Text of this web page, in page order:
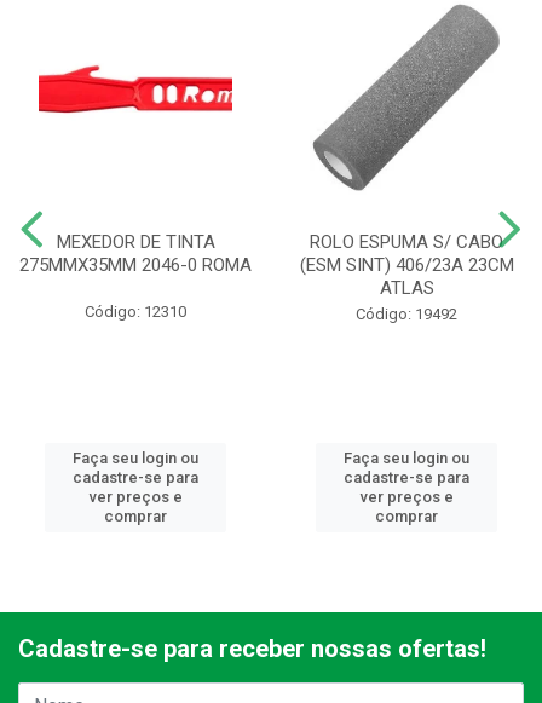
MEXEDOR DE TINTA
275MMX35MM 2046-0 ROMA
Código: 12310
Faça seu login ou
cadastre-se para
ver preços e
comprar
ROLO ESPUMA S/ CABO
(ESM SINT) 406/23A 23CM
ATLAS
Código: 19492
Faça seu login ou
cadastre-se para
ver preços e
comprar
Cadastre-se para receber nossas ofertas!